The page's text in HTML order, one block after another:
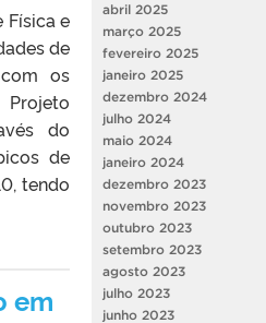
Física e
de
os
do
de
tendo
em
abril 2025
março 2025
fevereiro 2025
janeiro 2025
dezembro 2024
julho 2024
maio 2024
janeiro 2024
dezembro 2023
novembro 2023
outubro 2023
setembro 2023
agosto 2023
julho 2023
junho 2023